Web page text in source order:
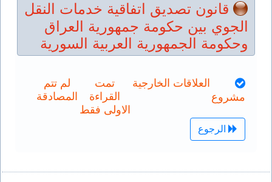
قانون تصديق اتفاقية خدمات النقل
الجوي بين حكومة جمهورية العراق
وحكومة الجمهورية العربية السورية
مشروع
العلاقات الخارجية
تمت
القراءة
الاولى فقط
لم تتم
المصادقة
الرجوع